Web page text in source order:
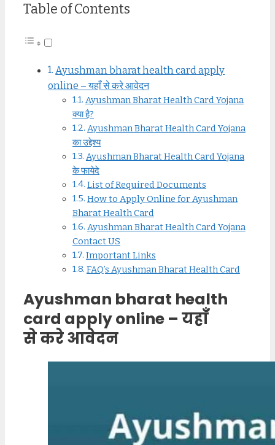
Table of Contents
Ayushman bharat health card apply
online – यहाँ से करे आवेदन
Ayushman Bharat Health Card Yojana
क्या है?
Ayushman Bharat Health Card Yojana
का उद्देश्य
Ayushman Bharat Health Card Yojana
के फायेदे
List of Required Documents
How to Apply Online for Ayushman
Bharat Health Card
Ayushman Bharat Health Card Yojana
Contact US
Important Links
FAQ’s Ayushman Bharat Health Card
Ayushman bharat health
card apply online – यहाँ
से करे आवेदन